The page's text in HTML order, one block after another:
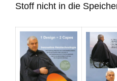
Stoff nicht in die